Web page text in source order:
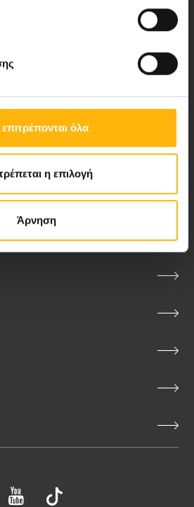
όλα
η επιλογή
Άρνηση
Εκδηλώσεις
Κηφισίας 37-39,
Αθήνα Τηλ. Κέντρο: 210 61 84 000
Επικοινωνία